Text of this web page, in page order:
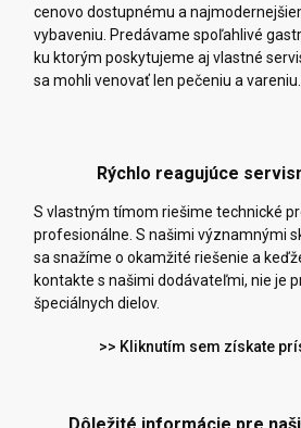
cenovo dostupnému a
vybaveniu. Predávame spoľahlivé
ku ktorým poskytujeme aj vlastné
sa mohli venovať len pečeniu a vareniu.
Rýchlo reagujúce
S vlastným tímom riešime technické
profesionálne. S našimi významnými
sa snažíme o okamžité riešenie a
kontakte s našimi dodávateľmi, nie je
špeciálnych dielov.
>> Kliknutím sem získate